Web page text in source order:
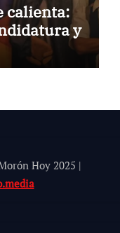
calienta:
y
Hoy 2025 |